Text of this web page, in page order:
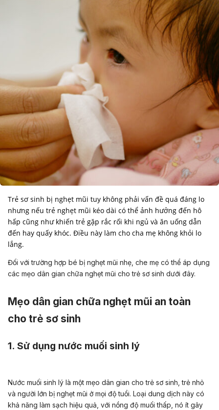
Trẻ sơ sinh bị nghẹt mũi tuy không phải vấn đề quá đáng lo
nhưng nếu trẻ nghẹt mũi kéo dài có thể ảnh hưởng đến hô
hấp cũng như khiến trẻ gặp rắc rối khi ngủ và ăn uống dẫn
đến hay quấy khóc. Điều này làm cho cha mẹ không khỏi lo
Đối với trường hợp bé bị nghẹt mũi nhẹ, che mẹ có thể áp dụng
các mẹo dân gian chữa nghẹt mũi cho trẻ sơ sinh dưới đây.
Mẹo dân gian chữa nghẹt mũi an toàn
cho trẻ sơ sinh
1. Sử dụng nước muối sinh lý
Nước muối sinh lý là một mẹo dân gian cho trẻ sơ sinh, trẻ nhỏ
và người lớn bị nghẹt mũi ở mọi độ tuổi. Loại dung dịch này có
khả năng làm sạch hiệu quả, với nồng độ muối thấp, nó ít gây